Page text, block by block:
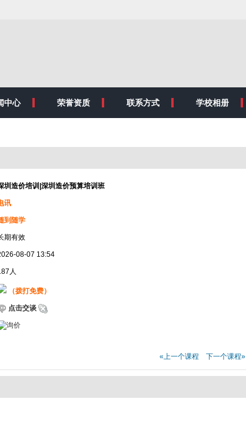
中心 荣誉资质 联系方式 学校相册
圳造价培训|深圳造价预算培训班
讯
到随学
期有效
08-07 13:54
人
（拨打免费）
点击交谈
«上一个课程 下一个课程»